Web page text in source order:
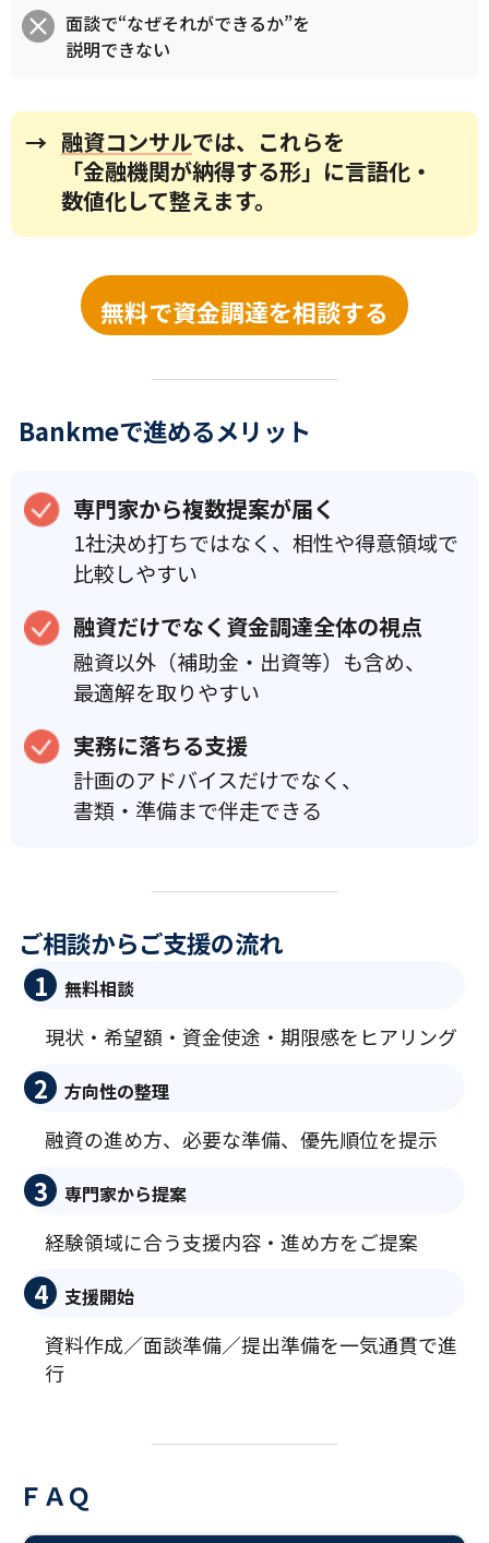
面談で“なぜそれができるか”を
説明できない
→ 融資コンサルでは、これらを
「金融機関が納得する形」に言語化・
数値化して整えます。
無料で資金調達を相談する
Bankmeで進めるメリット
専門家から複数提案が届く
1社決め打ちではなく、相性や得意領域で
比較しやすい
融資だけでなく資金調達全体の視点
融資以外（補助金・出資等）も含め、
最適解を取りやすい
実務に落ちる支援
計画のアドバイスだけでなく、
書類・準備まで伴走できる
ご相談からご支援の流れ
1
無料相談
現状・希望額・資金使途・期限感をヒアリング
2 方向性の整理
融資の進め方、必要な準備、優先順位を提示
3 専門家から提案
経験領域に合う支援内容・進め方をご提案
4 支援開始
資料作成／面談準備／提出準備を一気通貫で進
行
ＦＡＱ